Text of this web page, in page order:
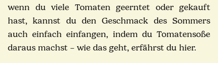
wenn du viele Tomaten geerntet oder gekauft
hast, kannst du den Geschmack des Sommers
auch einfach einfangen, indem du Tomatensoße
daraus machst – wie das geht, erfährst du hier.